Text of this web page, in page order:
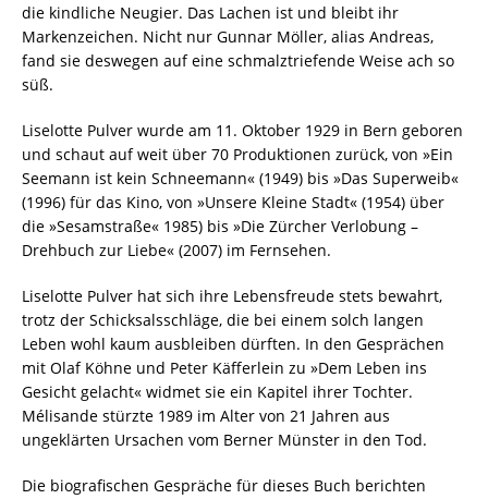
die kindliche Neugier. Das Lachen ist und bleibt ihr
Markenzeichen. Nicht nur Gunnar Möller, alias Andreas,
fand sie deswegen auf eine schmalztriefende Weise ach so
süß.
Liselotte Pulver wurde am 11. Oktober 1929 in Bern geboren
und schaut auf weit über 70 Produktionen zurück, von »Ein
Seemann ist kein Schneemann« (1949) bis »Das Superweib«
(1996) für das Kino, von »Unsere Kleine Stadt« (1954) über
die »Sesamstraße« 1985) bis »Die Zürcher Verlobung –
Drehbuch zur Liebe« (2007) im Fernsehen.
Liselotte Pulver hat sich ihre Lebensfreude stets bewahrt,
trotz der Schicksalsschläge, die bei einem solch langen
Leben wohl kaum ausbleiben dürften. In den Gesprächen
mit Olaf Köhne und Peter Käfferlein zu »Dem Leben ins
Gesicht gelacht« widmet sie ein Kapitel ihrer Tochter.
Mélisande stürzte 1989 im Alter von 21 Jahren aus
ungeklärten Ursachen vom Berner Münster in den Tod.
Die biografischen Gespräche für dieses Buch berichten